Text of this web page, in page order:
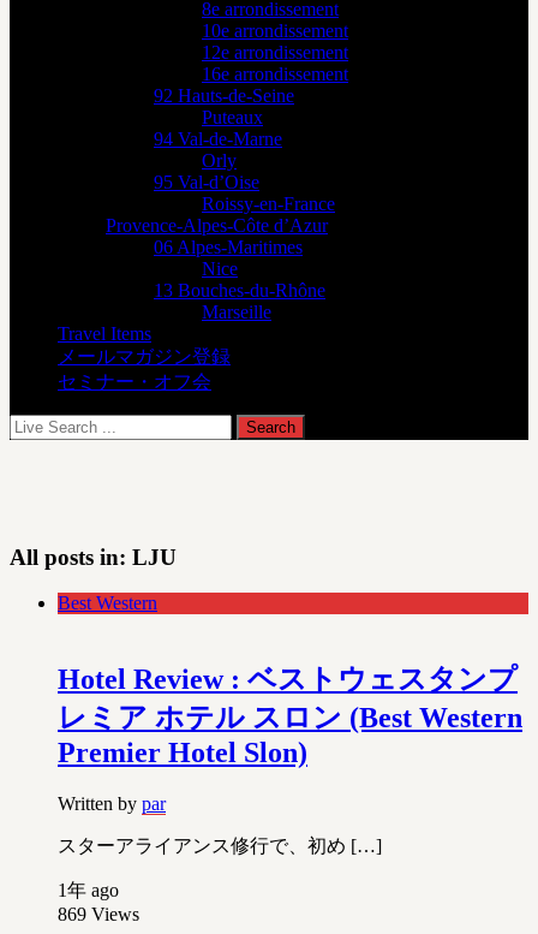
8e arrondissement
10e arrondissement
12e arrondissement
16e arrondissement
92 Hauts-de-Seine
Puteaux
94 Val-de-Marne
Orly
95 Val-d’Oise
Roissy-en-France
Provence-Alpes-Côte d’Azur
06 Alpes-Maritimes
Nice
13 Bouches-du-Rhône
Marseille
Travel Items
メールマガジン登録
セミナー・オフ会
All posts in: LJU
Best Western
Hotel Review : ベストウェスタンプ
レミア ホテル スロン (Best Western
Premier Hotel Slon)
Written by par
スターアライアンス修行で、初め […]
1年 ago
869 Views